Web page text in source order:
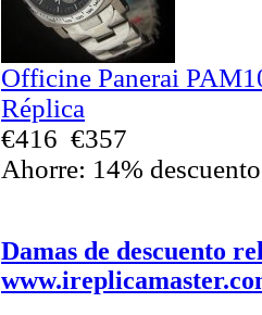
Officine Panerai
Réplica
€416 €357
Ahorre: 14% descuento
Damas de descuento